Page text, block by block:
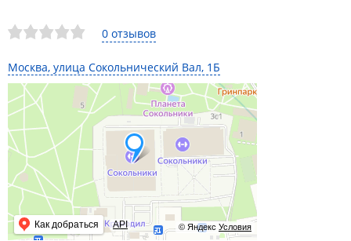
0 отзывов
Москва, улица Сокольнический Вал, 1Б
© Яндекс Условия
Как добраться API